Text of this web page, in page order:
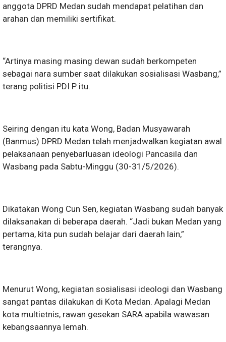
anggota DPRD Medan sudah mendapat pelatihan dan
arahan dan memiliki sertifikat.
“Artinya masing masing dewan sudah berkompeten
sebagai nara sumber saat dilakukan sosialisasi Wasbang,”
terang politisi PDI P itu.
Seiring dengan itu kata Wong, Badan Musyawarah
(Banmus) DPRD Medan telah menjadwalkan kegiatan awal
pelaksanaan penyebarluasan ideologi Pancasila dan
Wasbang pada Sabtu-Minggu (30-31/5/2026).
Dikatakan Wong Cun Sen, kegiatan Wasbang sudah banyak
dilaksanakan di beberapa daerah. “Jadi bukan Medan yang
pertama, kita pun sudah belajar dari daerah lain,”
terangnya.
Menurut Wong, kegiatan sosialisasi ideologi dan Wasbang
sangat pantas dilakukan di Kota Medan. Apalagi Medan
kota multietnis, rawan gesekan SARA apabila wawasan
kebangsaannya lemah.